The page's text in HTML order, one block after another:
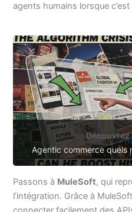
agents humains lorsque
Découvrez
Agentic commerce quels
Passons à MuleSoft, qui
l’intégration. Grâce à